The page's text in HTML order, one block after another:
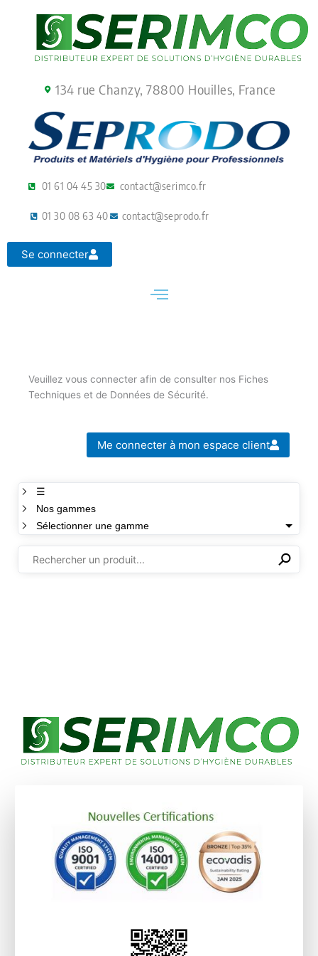
134 rue Chanzy, 78800 Houilles, France
01 61 04 45 30 contact@serimco.fr
01 30 08 63 40 contact@seprodo.fr
Se connecter
Veuillez vous connecter afin de consulter nos Fiches
Techniques et de Données de Sécurité.
Me connecter à mon espace client
☰
Nos gammes
Sélectionner une gamme
⚲